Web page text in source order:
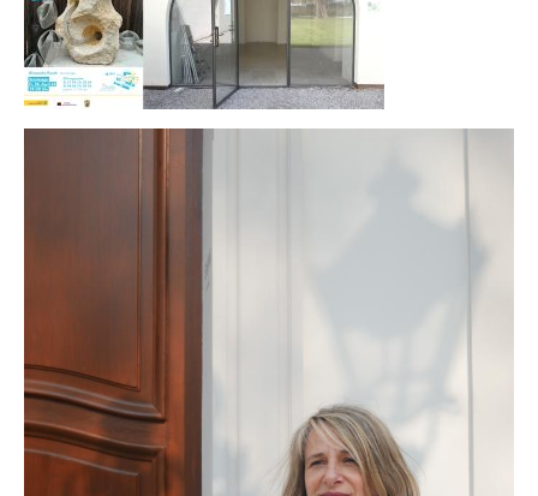
Goldschmiedetechnik
Trauringe schmieden
Upcycling – Schmuck aus Fahrradschlauch
Handwerkswoche Gutenstein
Auftragsarbeiten